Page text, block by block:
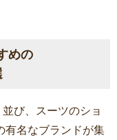
めの
び、スーツのショ
有名なブランドが集